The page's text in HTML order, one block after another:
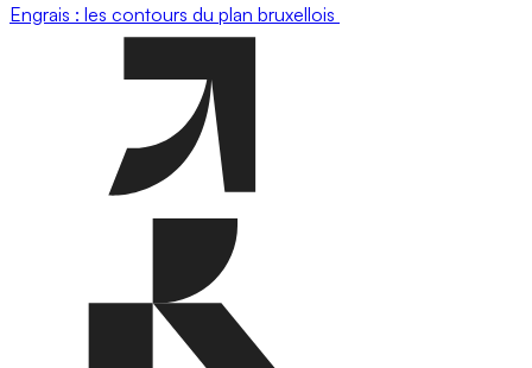
Engrais : les contours du plan bruxellois